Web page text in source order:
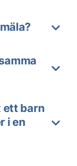
ett barn
i en